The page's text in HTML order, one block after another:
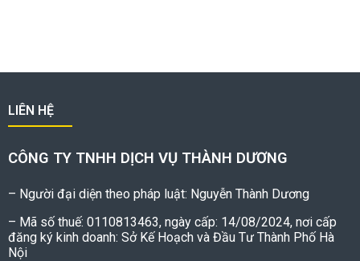
LIÊN HỆ
CÔNG TY TNHH DỊCH VỤ THÀNH DƯƠNG
– Người đại diện theo pháp luật: Nguyễn Thành Dương
– Mã số thuế: 0110813463, ngày cấp: 14/08/2024, nơi cấp
đăng ký kinh doanh: Sở Kế Hoạch và Đầu Tư Thành Phố Hà
Nội